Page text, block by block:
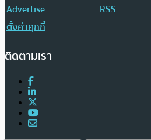
Advertise
RSS
ตั้งค่าคุกกี้
ติดตามเรา